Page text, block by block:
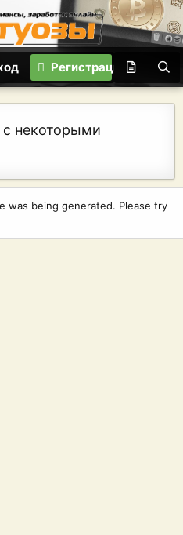
Регистрация
некоторыми
was being generated. Please try